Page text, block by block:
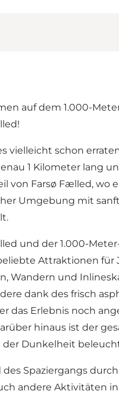
auf dem 1.000-
vielleicht schon
1 Kilometer lang
von Farsø Fælled, wo
Umgebung mit
und der 1.000-
Attraktionen für
Wandern und
dank des frisch
das Erlebnis noch
hinaus ist der
der Dunkelheit
des Spaziergangs
andere Aktivitäten